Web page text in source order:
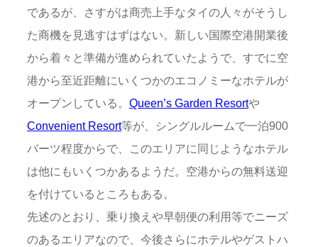
であるが、さすがは商売上手なタイの人々がそうし
た商機を見逃すはずはない。新しい国際空港開業後
から着々と準備が進められていたようで、すでに空
港から至近距離にいくつかのエコノミーなホテルが
オープンしている。 Queen’s Garden Resortや
Convenient Resort等が、シングルルームで一泊900
バーツ程度からで、このエリアに同じようなホテル
は他にもいくつかあるようだ。空港からの無料送迎
を付けているところもある。
先述のとおり、乗り換えや早朝便の利用等でニーズ
のあるエリアなので、今後さらにホテルやゲストハ